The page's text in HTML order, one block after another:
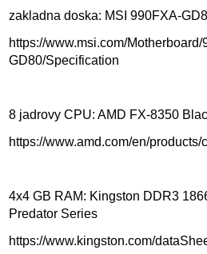
zakladna doska: MSI 990FXA-
https://www.msi.com/Motherboard/
GD80/Specification
8 jadrovy CPU:AMD FX-8350
https://www.amd.com/en/products/
4x4 GB RAM: Kingston DDR3
Predator Series
https://www.kingston.com/